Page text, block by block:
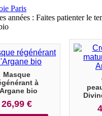
Masque
à
bio
26,99 €